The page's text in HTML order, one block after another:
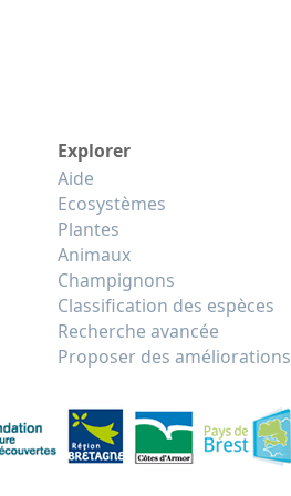
Explorer
Aide
Ecosystèmes
Plantes
Animaux
Champignons
Classification des espèces
Recherche avancée
Proposer des améliorations